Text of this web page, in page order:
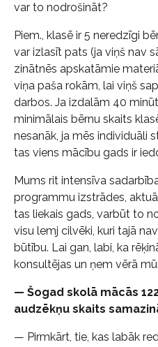
var to nodrošināt?
Piem., klasē ir 5 neredzīgi
var izlasīt pats (ja viņš nav
zinātnēs apskatāmie
viņa paša rokām, lai viņš
darbos. Ja izdalām 40
minimālais bērnu skaits
nesanāk, ja mēs individuāli
tas viens mācību gads ir
Mums rit intensīva
programmu izstrādes,
tas liekais gads, varbūt to
visu lemj cilvēki, kuri tajā
būtību. Lai gan, labi, ka
konsultējas un ņem vērā
— Šogad skolā mācās
audzēkņu skaits
— Pirmkārt, tie, kas labāk